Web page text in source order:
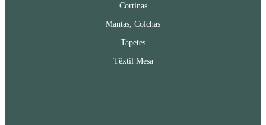
Cortinas
Mantas, Colchas
Tapetes
Têxtil Mesa